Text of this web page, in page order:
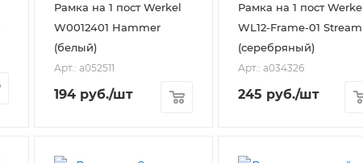
Рамка на 1 пост Werkel
W0012401 Hammer
(белый)
Арт.: a052511
194 руб./шт
Рамка на 1 пост
WL12-Frame-01 Stream
(серебряный)
Арт.: a034326
245 руб./шт